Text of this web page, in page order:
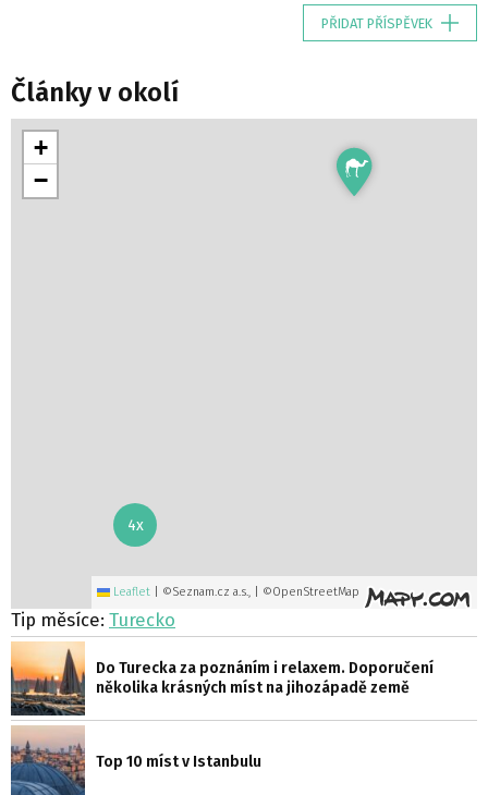
PŘIDAT PŘÍSPĚVEK
Články v okolí
4x
+
−
Leaflet ©Seznam.cz a.s., | ©OpenStreetMap
Tip měsíce: Turecko
Do Turecka za poznáním i relaxem. Doporučení
několika krásných míst na jihozápadě země
Top 10 míst v Istanbulu